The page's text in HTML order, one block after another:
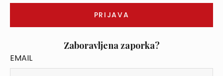
Zaboravljena zaporka?
EMAIL